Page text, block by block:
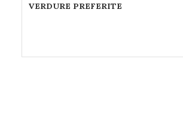
VERDURE PREFERITE